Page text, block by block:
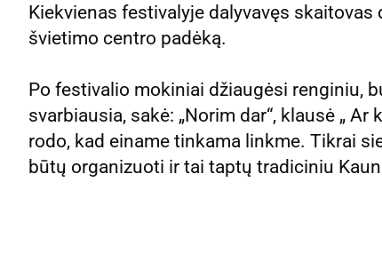
Kiekvienas festivalyje dalyvavęs
švietimo centro padėką.
Po festivalio mokiniai džiaugėsi renginiu,
svarbiausia, sakė: „Norim dar“, klausė „
rodo, kad einame tinkama linkme. Tikrai
būtų organizuoti ir tai taptų tradiciniu